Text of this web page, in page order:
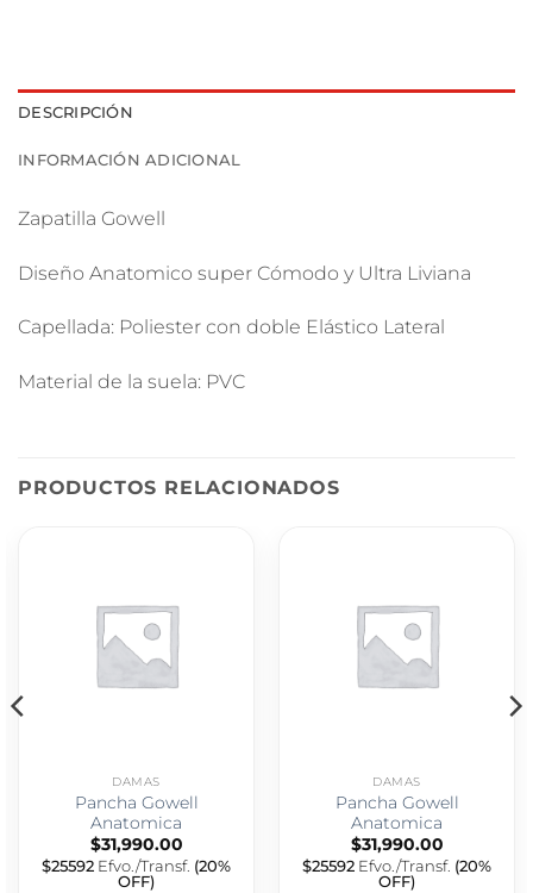
DESCRIPCIÓN
INFORMACIÓN ADICIONAL
Zapatilla Gowell
Diseño Anatomico super Cómodo y Ultra Liviana
Capellada: Poliester con doble Elástico Lateral
Material de la suela: PVC
PRODUCTOS RELACIONADOS
DAMAS
Pancha Gowell
Anatomica
$31,990.00
$25592 Efvo./Transf. (20%
OFF)
DAMAS
Pancha Gowell
Anatomica
$31,990.00
$25592 Efvo./Transf. (20%
OFF)